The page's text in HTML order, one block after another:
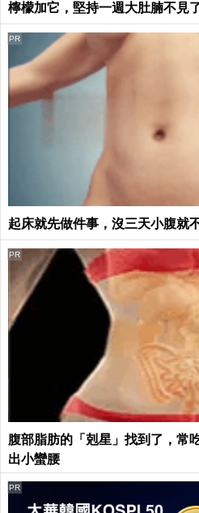
檸檬加它，堅持一週大肚腩不見
起床就先做件事，沒三天小腹就
PR
腹部脂肪的「剋星」找到了，常
出小蠻腰
PR
PR